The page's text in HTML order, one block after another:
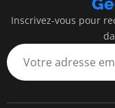
Inscrivez-vous pour